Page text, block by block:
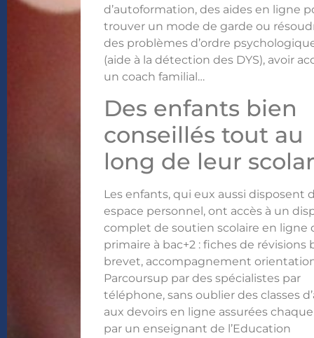
d’autoformation, des aides en ligne
trouver un mode de garde ou
des problèmes d’ordre
(aide à la détection des DYS), avoir
un coach familial…
Des enfants bien
conseillés tout au
long de leur
Les enfants, qui eux aussi disposent
espace personnel, ont accès à un
complet de soutien scolaire en ligne
primaire à bac+2 : fiches de révisions
brevet, accompagnement
Parcoursup par des spécialistes par
téléphone, sans oublier des classes
aux devoirs en ligne assurées
par un enseignant de l’Education